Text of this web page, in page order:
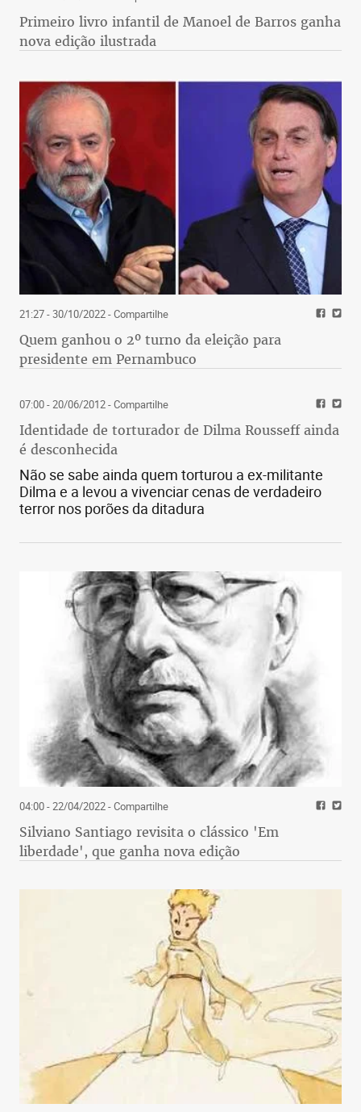
Primeiro livro infantil de Manoel de Barros ganha
nova edição ilustrada
21:27 - 30/10/2022- Compartilhe
Quem ganhou o 2º turno da eleição para
presidente em Pernambuco
07:00 - 20/06/2012- Compartilhe
Identidade de torturador de Dilma Rousseff ainda
é desconhecida
Não se sabe ainda quem torturou a ex-militante
Dilma e a levou a vivenciar cenas de verdadeiro
terror nos porões da ditadura
04:00 - 22/04/2022- Compartilhe
Silviano Santiago revisita o clássico 'Em
liberdade', que ganha nova edição